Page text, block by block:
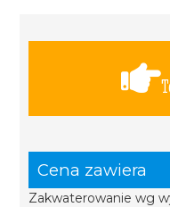
Cena zawiera
Zakwaterowanie wg